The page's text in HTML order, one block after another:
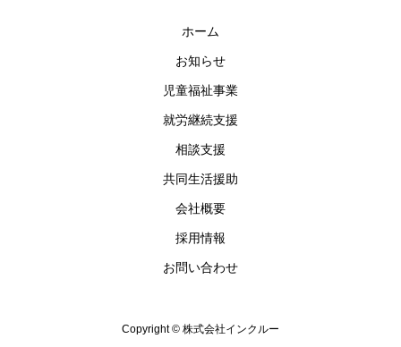
ホーム
お知らせ
児童福祉事業
就労継続支援
相談支援
共同生活援助
会社概要
採用情報
お問い合わせ
Copyright © 株式会社インクルー